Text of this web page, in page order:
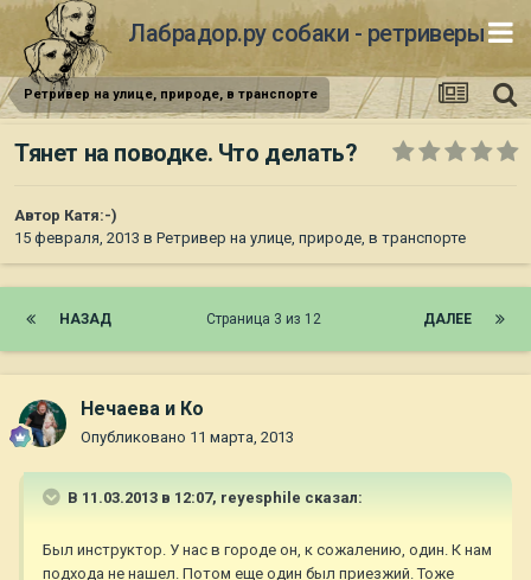
Лабрадор.ру собаки - ретриверы
Ретривер на улице, природе, в транспорте
Тянет на поводке. Что делать?
Автор Катя:-)
15 февраля, 2013 в Ретривер на улице, природе, в транспорте
НАЗАД ДАЛЕЕ
Страница 3 из 12
Нечаева и Ко
Опубликовано 11 марта, 2013
В 11.03.2013 в 12:07, reyesphile сказал:
Был инструктор. У нас в городе он, к сожалению, один. К нам
подхода не нашел. Потом еще один был приезжий. Тоже